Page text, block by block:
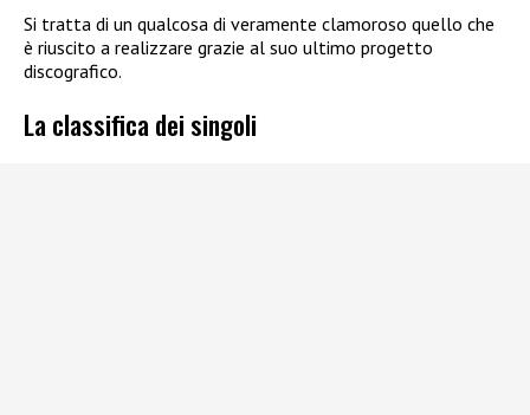
Si tratta di un qualcosa di veramente clamoroso quello che
è riuscito a realizzare grazie al suo ultimo progetto
discografico.
La classifica dei singoli